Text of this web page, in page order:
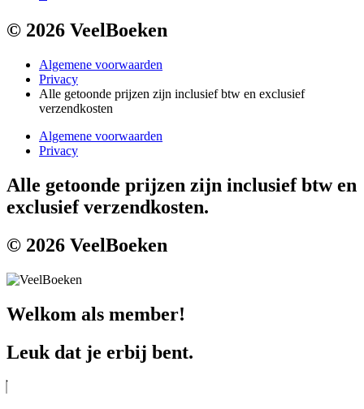
© 2026 VeelBoeken
Algemene voorwaarden
Privacy
Alle getoonde prijzen zijn inclusief btw en exclusief
verzendkosten
Algemene voorwaarden
Privacy
Alle getoonde prijzen zijn inclusief btw en
exclusief verzendkosten.
© 2026 VeelBoeken
Welkom als member!
Leuk dat je erbij bent.